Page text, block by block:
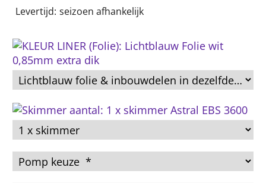
Levertijd: seizoen afhankelijk